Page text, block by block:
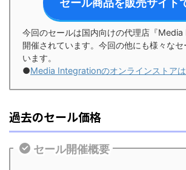
今回のセールは国内向けの代理店『
開催されています。今回の他にも様々な
います。
●Media Integrationのオンラインストア
過去のセール価格
セール開催概要